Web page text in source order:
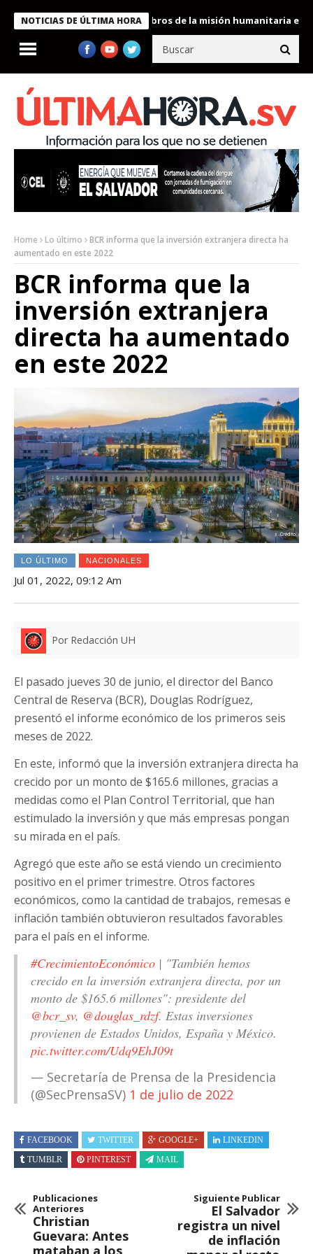
NOTICIAS DE ÚLTIMA HORA
Bukele condecora a miembros de la misión humanitaria enviada
Home Lo último
BCR informa que la inversión extranjera directa ha
aumentado en este 2022
BCR informa que la
inversión extranjera
directa ha aumentado
en este 2022
LO ÚLTIMO NACIONALES
Jul 01, 2022, 09:12 Am
Por Redacción UH
El pasado jueves 30 de junio, el director del Banco
Central de Reserva (BCR), Douglas Rodríguez,
presentó el informe económico de los primeros seis
meses de 2022.
En este, informó que la inversión extranjera directa ha
crecido por un monto de $165.6 millones, gracias a
medidas como el Plan Control Territorial, que han
estimulado la inversión y que más empresas pongan
su mirada en el país.
Agregó que este año se está viendo un crecimiento
positivo en el primer trimestre. Otros factores
económicos, como la cantidad de trabajos, remesas e
inflación también obtuvieron resultados favorables
para el país en el informe.
#CrecimientoEconómico | "También hemos
crecido en la inversión extranjera directa, por un
monto de $165.6 millones": presidente del
@bcr_sv, @douglas_rdzf. Estas inversiones
provienen de Estados Unidos, España y México.
pic.twitter.com/Udq9EhJ09t
— Secretaría de Prensa de la Presidencia
(@SecPrensaSV) 1 de julio de 2022
FACEBOOK TWITTER GOOGLE+
LINKEDIN
TUMBLR
PINTEREST MAIL
Publicaciones
Anteriores
Christian
Guevara: Antes
mataban a los
Siguiente Publicar
El Salvador
registra un nivel
de inflación